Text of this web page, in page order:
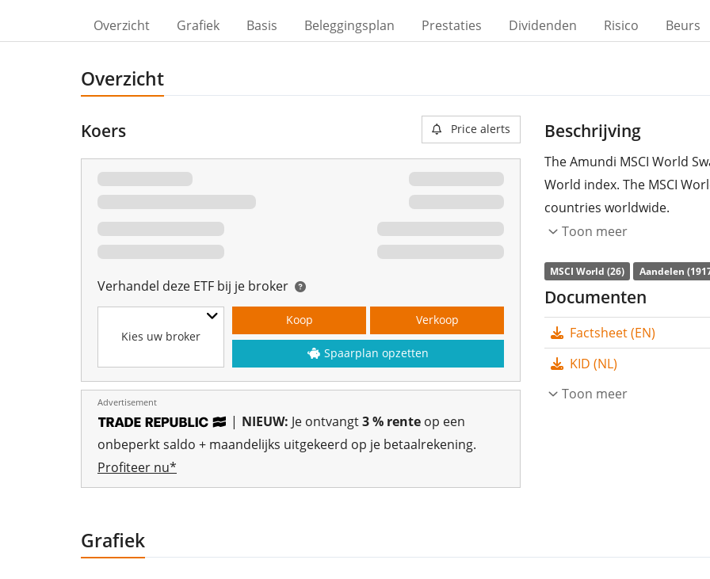
Overzicht Grafiek Basis Beleggingsplan Prestaties Dividenden Risico Beurs
Overzicht
Koers Price alerts
Verhandel deze ETF bij je broker
Kies uw broker
Koop Verkoop
Spaarplan opzetten
Advertisement
| NIEUW: Je ontvangt3 % rente op een
onbeperkt saldo + maandelijks uitgekeerd op je betaalrekening.
Profiteer nu*
Beschrijving
The Amundi MSCI World
World index. The MSCI
countries worldwide.
replicates the performance
swap
. The dividends in the
The Amundi MSCI World
8.846m Euro assets
april 2006and is
Toon meer
MSCI World (26) Aandelen
Documenten
Factsheet (EN)
KID (NL)
Toon meer
Grafiek